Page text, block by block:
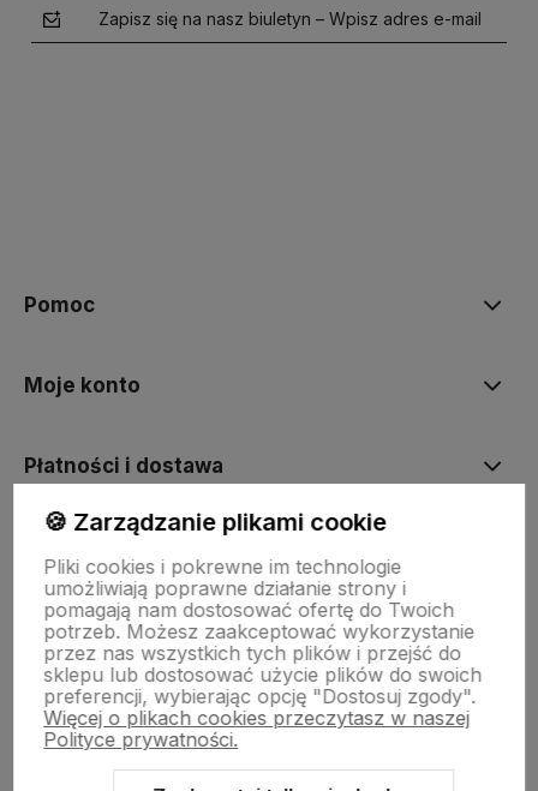
Zapisz się na nasz biuletyn – Wpisz adres e-mail
Pomoc
Moje konto
Płatności i dostawa
O nas
🍪 Zarządzanie plikami cookie
Pliki cookies i pokrewne im technologie
umożliwiają poprawne działanie strony i
pomagają nam dostosować ofertę do Twoich
potrzeb. Możesz zaakceptować wykorzystanie
przez nas wszystkich tych plików i przejść do
sklepu lub dostosować użycie plików do swoich
preferencji, wybierając opcję "Dostosuj zgody".
Więcej o plikach cookies przeczytasz w naszej
Polityce prywatności.